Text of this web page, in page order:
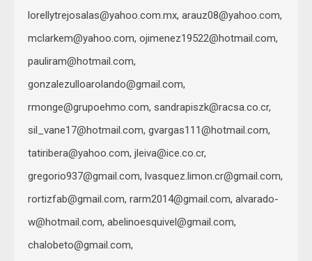
lorellytrejosalas@yahoo.com.mx, arauz08@yahoo.com,
mclarkem@yahoo.com, ojimenez19522@hotmail.com,
pauliram@hotmail.com,
gonzalezulloarolando@gmail.com,
rmonge@grupoehmo.com, sandrapiszk@racsa.co.cr,
sil_vane17@hotmail.com, gvargas111@hotmail.com,
tatiribera@yahoo.com, jleiva@ice.co.cr,
gregorio937@gmail.com, lvasquez.limon.cr@gmail.com,
rortizfab@gmail.com, rarm2014@gmail.com, alvarado-
w@hotmail.com, abelinoesquivel@gmail.com,
chalobeto@gmail.com,